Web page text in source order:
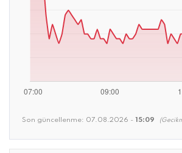
Son güncellenme: 07.08.2026 - 15:09